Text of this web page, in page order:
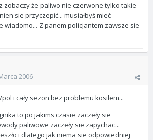
zobaczy że paliwo nie czerwone tylko takie
sie przyczepić... musiałbyś mieć
wiadomo... Z panem policjantem zawsze sie
2006
i cały sezon bez problemu kosilem...
to po jakims czasie zaczeły sie
paliwowe zaczeły sie zapychac...
i dlatego jak niema sie odpowiedniej